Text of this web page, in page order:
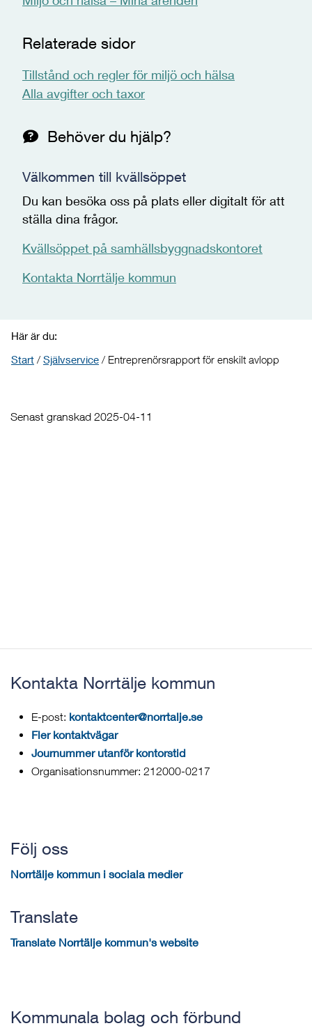
Relaterade sidor
Tillstånd och regler för miljö och hälsa
Alla avgifter och taxor
Behöver du hjälp?
Välkommen till kvällsöppet
Du kan besöka oss på plats eller digitalt för att
ställa dina frågor.
Kvällsöppet på samhällsbyggnadskontoret
Kontakta Norrtälje kommun
Här är du:
Start / Självservice / Entreprenörsrapport för enskilt avlopp
Senast granskad 2025-04-11
Kontakta Norrtälje kommun
E-post: kontaktcenter@norrtalje.se
Fler kontaktvägar
Journummer utanför kontorstid
Organisationsnummer: 212000-0217
Följ oss
Norrtälje kommun i sociala medier
Translate
Translate Norrtälje kommun's website
Kommunala bolag och förbund